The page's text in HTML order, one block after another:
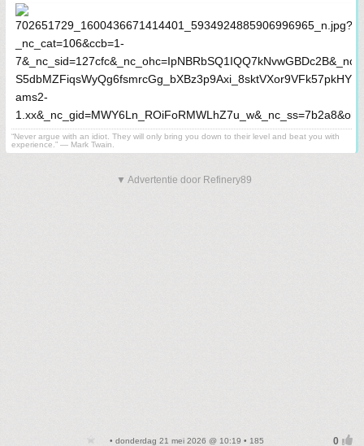
“Never argue with an idiot. They will only bring you down to their level and beat you with
experience.” ― Mark Twain.
▼ Advertentie door Refinery89
• donderdag 21 mei 2026 @ 10:19 • 185